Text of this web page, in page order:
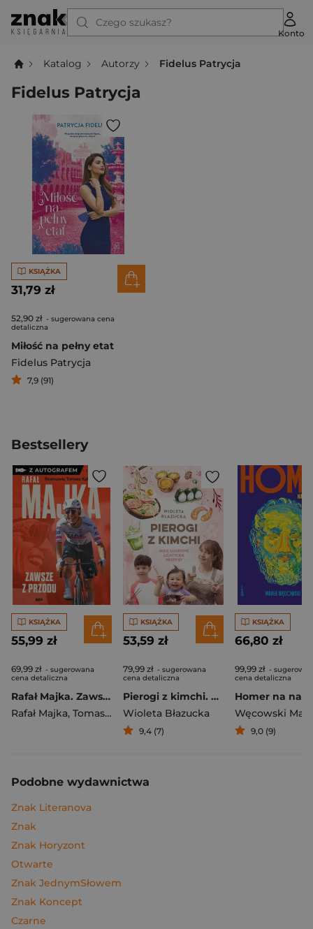
Czego szukasz?
Konto
Katalog Autorzy Fidelus Patrycja
Fidelus Patrycja
KSIĄŻKA
31,79 zł
52,90 zł - sugerowana cena
detaliczna
Miłość na pełny etat
Fidelus Patrycja
7,9 (91)
Bestsellery
KSIĄŻKA
55,99 zł
69,99 zł - sugerowana
cena detaliczna
Rafał Majka. Zawsze z przodu. Rozmawia Tomasz Kalemba - książka z autografem
Rafał Majka, Tomasz Kalemba
KSIĄŻKA
53,59 zł
79,99 zł - sugerowana
cena detaliczna
Pierogi z kimchi. Moje ulubione azjatyckie przepisy
Wioleta Błazucka
9,4 (7)
KSIĄŻKA
66,80 zł
99,99 zł -
cena detaliczna
Węcowski
9,0 (9)
Podobne wydawnictwa
Znak Literanova
Znak
Znak Horyzont
Otwarte
Znak JednymSłowem
Znak Koncept
Czarne